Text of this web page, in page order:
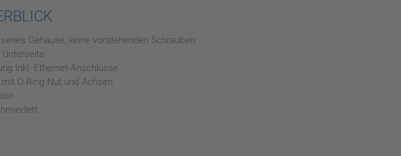
Gehäuse, keine vorstehenden Schrauben
inkl. Ethernet-Anschlüsse
O-Ring-Nut und Achsen